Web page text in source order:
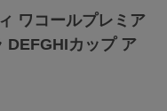
ワコールプレミア
DEFGHIカップ ア